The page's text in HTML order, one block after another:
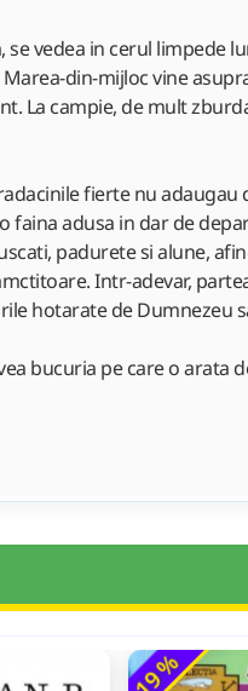
vedea in cerul limpede
din-mijloc vine
La campie, de mult
fierte nu
adusa in dar de
padurete si alune,
Intr-adevar,
hotarate de Dumnezeu
bucuria pe care o arata
-19 %